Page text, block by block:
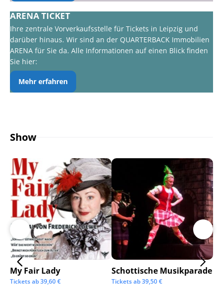
ARENA TICKET
Ihre zentrale Vorverkaufsstelle für Tickets in Leipzig und
darüber hinaus. Wir sind an der QUARTERBACK Immobilien
ARENA für Sie da. Alle Informationen auf einen Blick finden
Sie hier:
Mehr erfahren
Show
My Fair Lady
Tickets ab39,60€
Schottische Musikparade
Tickets ab39,50€